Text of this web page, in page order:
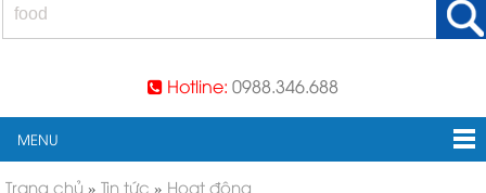
Hotline: 0988.346.688
MENU
Trang chủ » Tin tức » Hoạt động